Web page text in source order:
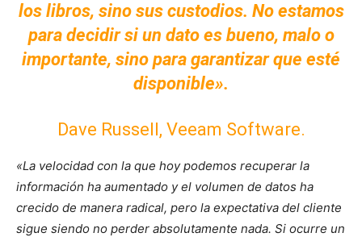
los libros, sino sus custodios. No estamos
para decidir si un dato es bueno, malo o
importante, sino para garantizar que esté
disponible».
Dave Russell, Veeam Software.
«La velocidad con la que hoy podemos recuperar la
información ha aumentado y el volumen de datos ha
crecido de manera radical, pero la expectativa del cliente
sigue siendo no perder absolutamente nada. Si ocurre un